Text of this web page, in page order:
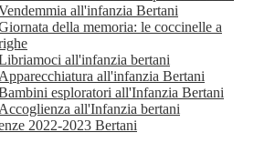
all'infanzia Bertani
della memoria: le coccinelle a
all'infanzia bertani
Apparecchiatura all'infanzia Bertani
esploratori all'Infanzia Bertani
Accoglienza all'Infanzia bertani
2022-2023 Bertani